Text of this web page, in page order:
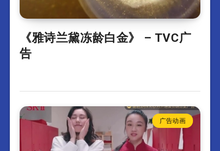
《雅诗兰黛冻龄白金》 – TVC广
告
广告动画